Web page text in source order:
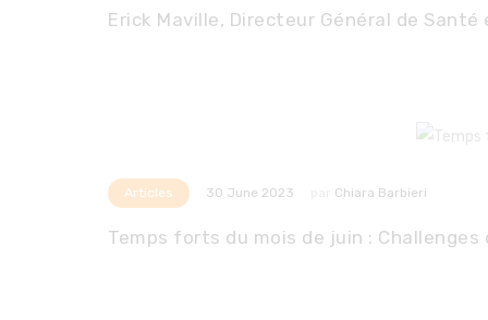
Erick Maville, Directeur Général de
Articles 30 June 2023 Chiara Barbieri
Temps forts du mois de juin : Challenges